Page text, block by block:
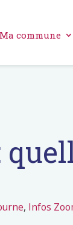
Ma commune
, Infos